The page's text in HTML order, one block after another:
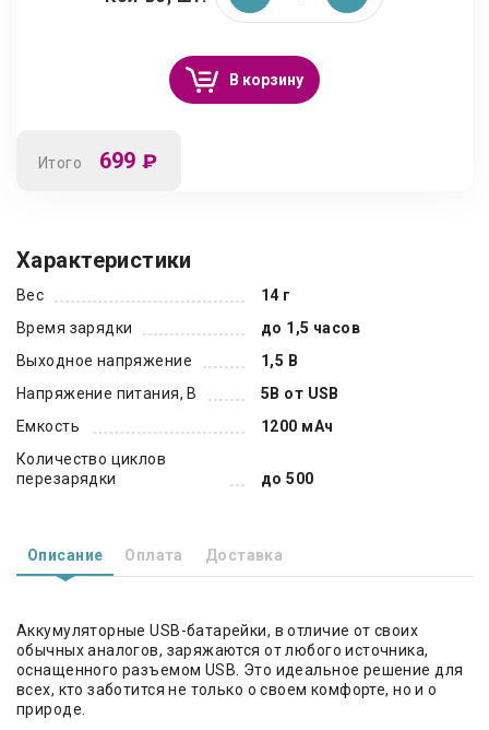
В корзину
Итого 699 ₽
Характеристики
Вес
14 г
Время зарядки
до 1,5 часов
Выходное напряжение
1,5 В
Напряжение питания, В
5В от USB
Емкость
1200 мАч
Количество циклов
перезарядки
до 500
Описание Оплата Доставка
Аккумуляторные USB-батарейки, в отличие от своих
обычных аналогов, заряжаются от любого источника,
оснащенного разъемом USB. Это идеальное решение для
всех, кто заботится не только о своем комфорте, но и о
природе.